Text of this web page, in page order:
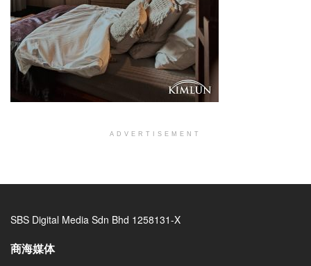
ADVERTISEMENT
SBS Digital Media Sdn Bhd 1258131-X
商海媒体